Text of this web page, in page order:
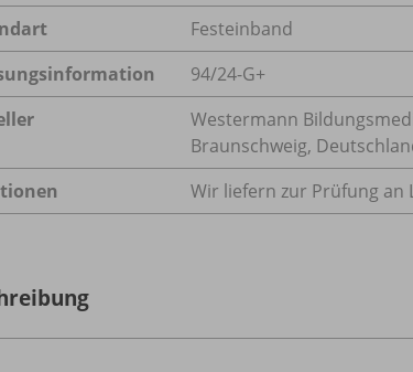
Festeinband
94/24-G+
Westermann
Braunschweig,
Wir liefern zur Prüfung an